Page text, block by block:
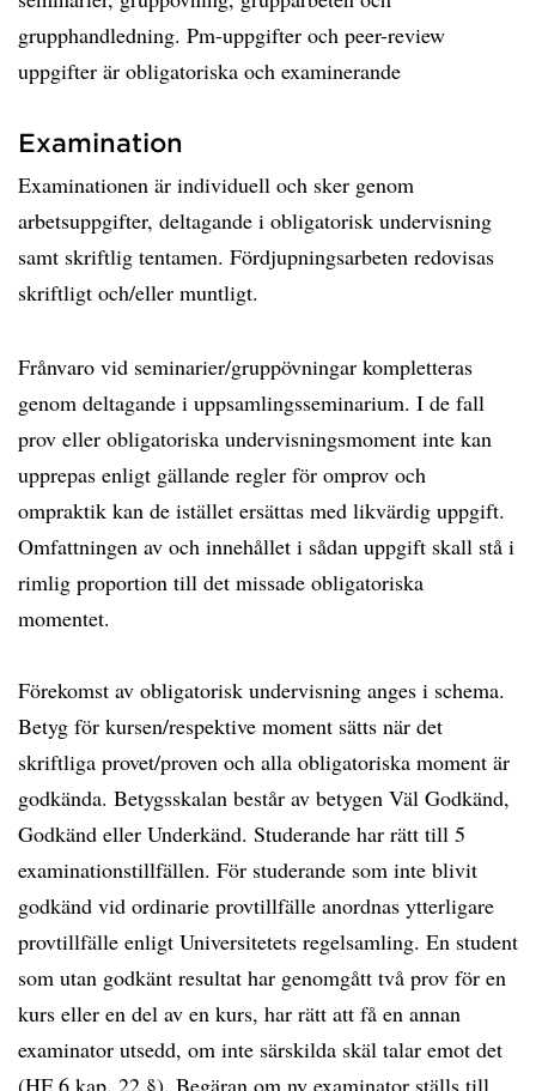
grupphandledning. Pm-uppgifter och peer-review
uppgifter är obligatoriska och examinerande
Examination
Examinationen är individuell och sker genom
arbetsuppgifter, deltagande i obligatorisk undervisning
samt skriftlig tentamen. Fördjupningsarbeten redovisas
skriftligt och/eller muntligt.
Frånvaro vid seminarier/gruppövningar kompletteras
genom deltagande i uppsamlingsseminarium. I de fall
prov eller obligatoriska undervisningsmoment inte kan
upprepas enligt gällande regler för omprov och
ompraktik kan de istället ersättas med likvärdig uppgift.
Omfattningen av och innehållet i sådan uppgift skall stå i
rimlig proportion till det missade obligatoriska
momentet.
Förekomst av obligatorisk undervisning anges i schema.
Betyg för kursen/respektive moment sätts när det
skriftliga provet/proven och alla obligatoriska moment är
godkända. Betygsskalan består av betygen Väl Godkänd,
Godkänd eller Underkänd. Studerande har rätt till 5
examinationstillfällen. För studerande som inte blivit
godkänd vid ordinarie provtillfälle anordnas ytterligare
provtillfälle enligt Universitetets regelsamling. En student
som utan godkänt resultat har genomgått två prov för en
kurs eller en del av en kurs, har rätt att få en annan
examinator utsedd, om inte särskilda skäl talar emot det
(HF 6 kap. 22 §). Begäran om ny examinator ställs till